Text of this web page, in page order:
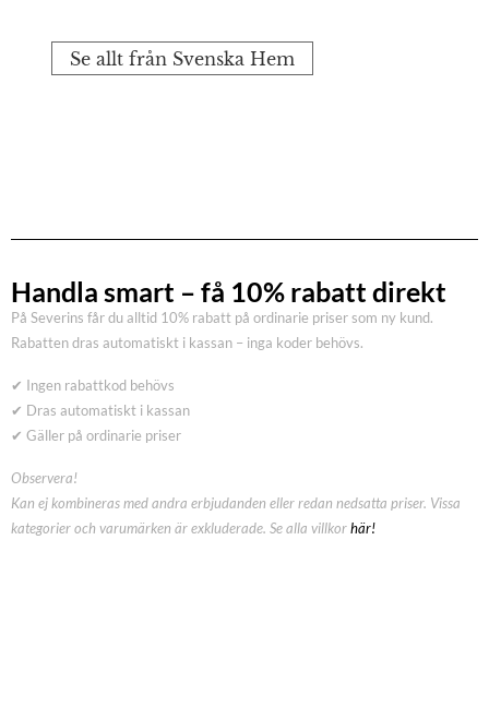
Se allt från Svenska Hem
Handla smart – få 10% rabatt direkt
På Severins får du alltid 10% rabatt på ordinarie priser som ny kund.
Rabatten dras automatiskt i kassan – inga koder behövs.
✔ Ingen rabattkod behövs
✔ Dras automatiskt i kassan
✔ Gäller på ordinarie priser
Observera!
Kan ej kombineras med andra erbjudanden eller redan nedsatta priser. Vissa
kategorier och varumärken är exkluderade. Se alla villkorhär!